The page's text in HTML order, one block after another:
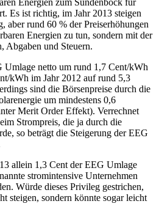
Es ist richtig, im Jahr 2013 steigen
aber rund 60 % der Preiserhöhungen
Energien zu tun, sondern mit der
Abgaben und Steuern.
Umlage netto um rund 1,7 Cent/kWh
kWh im Jahr 2012 auf rund 5,3
sind die Börsenpreise durch die
um mindestens 0,6
Merit Order Effekt). Verrechnet
Strompreis, die ja durch die
so beträgt die Steigerung der EEG
allein 1,3 Cent der EEG Umlage
stromintensive Unternehmen
Würde dieses Privileg gestrichen,
steigen, sondern könnte sogar leicht